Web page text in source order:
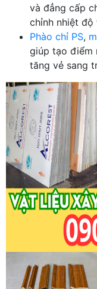
và đẳng cấp
chỉnh nhiệt độ
Phào chỉ PS,
giúp tạo điểm
tăng vẻ sang